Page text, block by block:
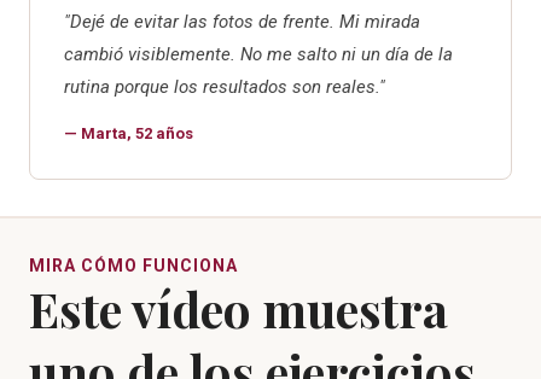
"Dejé de evitar las fotos de frente. Mi mirada
cambió visiblemente. No me salto ni un día de la
rutina porque los resultados son reales."
— Marta, 52 años
MIRA CÓMO FUNCIONA
Este vídeo muestra